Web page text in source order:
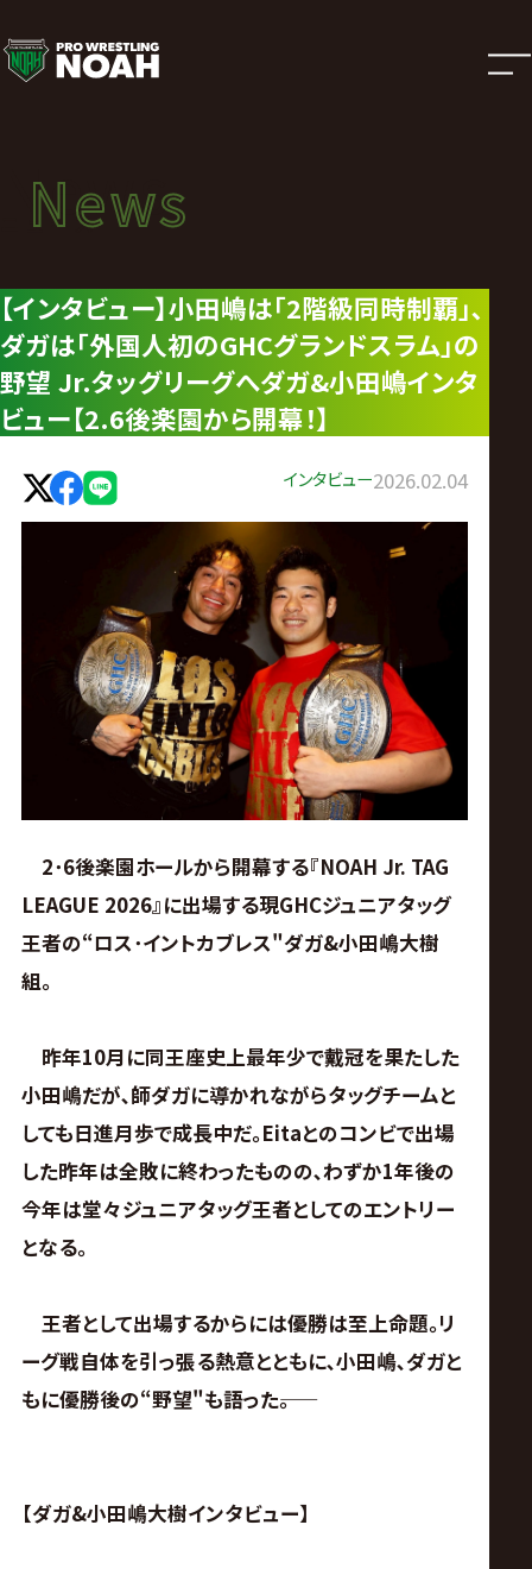
ニ
ュ
ー
ス
|
プ
ロ
レ
ノ
ア
公
サ
イ
ト
News
ニュース
News
【インタビュー】小田嶋は｢2階級同時制覇｣､
ダガは｢外国人初のGHCグランドスラム｣の
野望 Jr.タッグリーグへダガ&小田嶋インタ
ビュー【2.6後楽園から開幕！】
インタビュー2026.02.04
2･6後楽園ホールから開幕する『NOAH Jr. TAG
LEAGUE 2026』に出場する現GHCジュニアタッグ
王者の“ロス･イントカブレス"ダガ&小田嶋大樹
組｡
昨年10月に同王座史上最年少で戴冠を果たした
小田嶋だが､師ダガに導かれながらタッグチームと
しても日進月歩で成長中だ｡Eitaとのコンビで出場
した昨年は全敗に終わったものの､わずか1年後の
今年は堂々ジュニアタッグ王者としてのエントリー
となる｡
王者として出場するからには優勝は至上命題｡リ
ーグ戦自体を引っ張る熱意とともに､小田嶋､ダガと
もに優勝後の“野望"も語った――｡
【ダガ&小田嶋大樹インタビュー】